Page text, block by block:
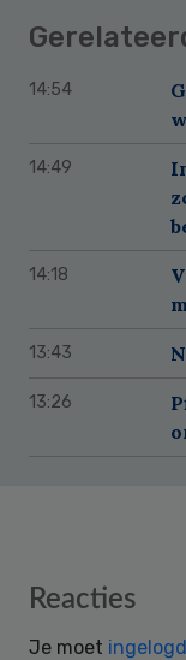
14:54
14:49
14:18
13:43
13:26
Reader
Reacties
Je moet